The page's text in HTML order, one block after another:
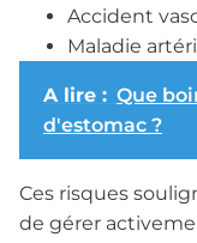
Accident
Maladie
A lire : Que
d'estomac ?
Ces risques
de gérer